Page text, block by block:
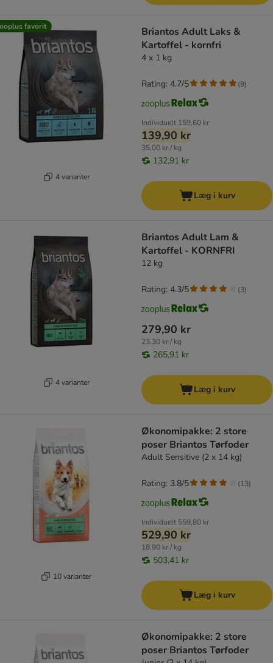
favorit
4 varianter
Briantos Adult Laks &
Kartoffel - kornfri
4 x 1 kg
Individuelt 159,60 kr
139,90 kr
35,00 kr / kg
132,91 kr
Rating: 4.7/5 (9)
Læg i kurv
4 varianter
Briantos Adult Lam &
Kartoffel - KORNFRI
12 kg
279,90 kr
23,30 kr / kg
265,91 kr
Rating: 4.3/5 (3)
Læg i kurv
10 varianter
Økonomipakke: 2 store
poser Briantos Tørfoder
Adult Sensitive (2 x 14 kg)
Individuelt 559,80 kr
529,90 kr
18,90 kr / kg
503,41 kr
Rating: 3.8/5 (13)
Læg i kurv
Økonomipakke: 2 store
poser Briantos Tørfoder